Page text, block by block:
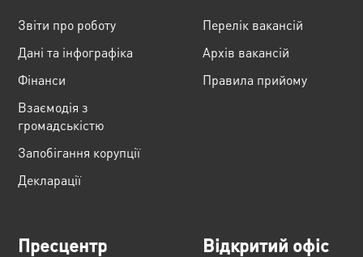
Звіти про роботу
Дані та інфографіка
Фінанси
Взаємодія з
громадськістю
Запобігання корупції
Декларації
Перелік вакансій
Архів вакансій
Правила прийому
Пресцентр Відкритий офіс